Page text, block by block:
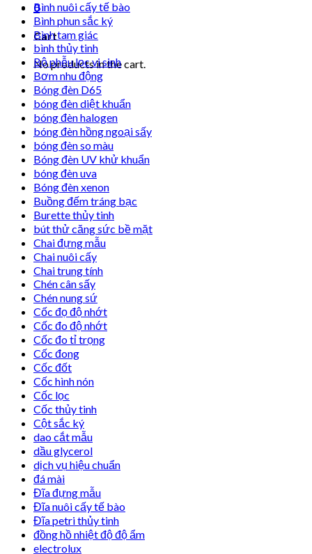
0
Cart
No products in the cart.
Bình nuôi cấy tế bào
Bình phun sắc ký
Bình tam giác
bình thủy tinh
Bộ phễu lọc vi sinh
Bơm nhu động
Bóng đèn D65
bóng đèn diệt khuẩn
bóng đèn halogen
bóng đèn hồng ngoại sấy
bóng đèn so màu
Bóng đèn UV khử khuẩn
bóng đèn uva
Bóng đèn xenon
Buồng đếm tráng bạc
Burette thủy tinh
bút thử căng sức bề mặt
Chai đựng mẫu
Chai nuôi cấy
Chai trung tính
Chén cân sấy
Chén nung sứ
Cốc đọ độ nhớt
Cốc đo độ nhớt
Cốc đo tỉ trọng
Cốc đong
Cốc đốt
Cốc hình nón
Cốc lọc
Cốc thủy tinh
Cột sắc ký
dao cắt mẫu
dầu glycerol
dịch vụ hiệu chuẩn
đá mài
Đĩa đựng mẫu
Đĩa nuôi cấy tế bào
Đĩa petri thủy tinh
đồng hồ nhiệt độ độ ẩm
electrolux